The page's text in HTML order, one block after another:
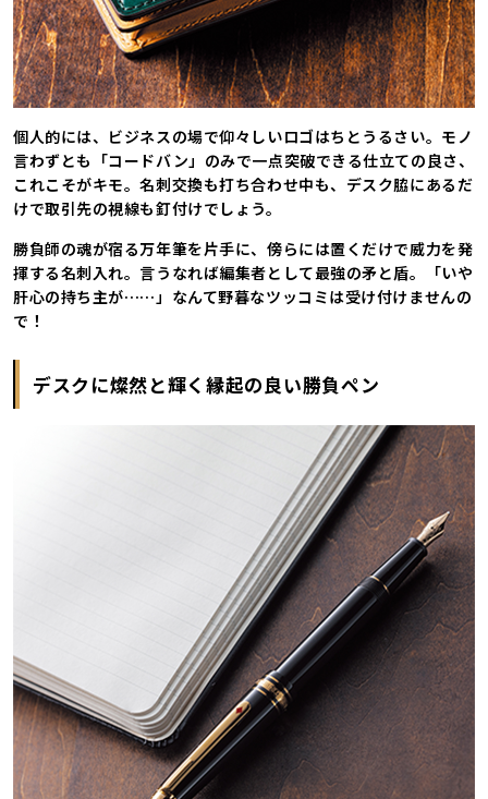
個人的には、ビジネスの場で仰々しいロゴはちとうるさい。モノ
言わずとも「コードバン」のみで一点突破できる仕立ての良さ、
これこそがキモ。名刺交換も打ち合わせ中も、デスク脇にあるだ
けで取引先の視線も釘付けでしょう。
勝負師の魂が宿る万年筆を片手に、傍らには置くだけで威力を発
揮する名刺入れ。言うなれば編集者として最強の矛と盾。「いや
肝心の持ち主が……」なんて野暮なツッコミは受け付けませんの
で！
デスクに燦然と輝く縁起の良い勝負ペン